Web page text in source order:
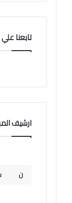
تابعنا
ارشيف
ن